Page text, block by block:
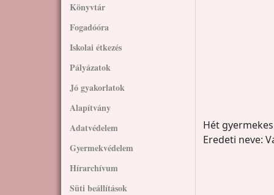
Könyvtár
Fogadóóra
Iskolai étkezés
Pályázatok
Jó gyakorlatok
Alapítvány
Adatvédelem
Gyermekvédelem
Hírarchívum
Süti beállítások
Hét
Eredeti neve: